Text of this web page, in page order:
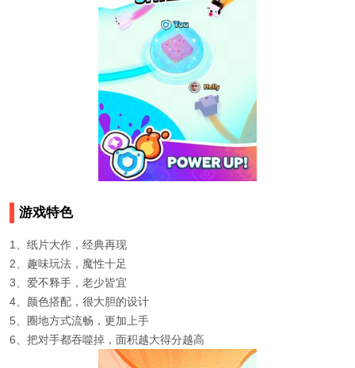
游戏特色
1、纸片大作，经典再现
2、趣味玩法，魔性十足
3、爱不释手，老少皆宜
4、颜色搭配，很大胆的设计
5、圈地方式流畅，更加上手
6、把对手都吞噬掉，面积越大得分越高